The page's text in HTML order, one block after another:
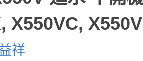
X550VC,
祥